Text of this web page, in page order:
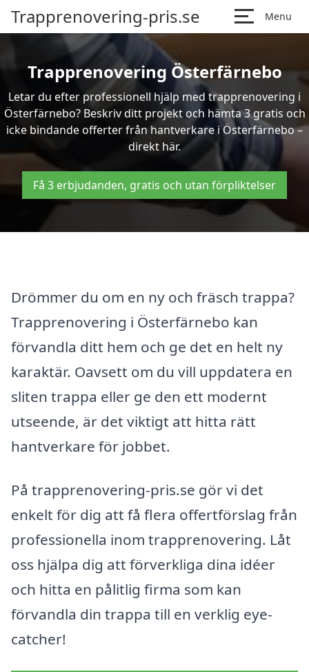
Trapprenovering-pris.se Menu
Trapprenovering Österfärnebo
Letar du efter professionell hjälp med trapprenovering i
Österfärnebo? Beskriv ditt projekt och hämta 3 gratis och
icke bindande offerter från hantverkare i Österfärnebo –
direkt här.
Få 3 erbjudanden, gratis och utan förpliktelser
Drömmer du om en ny och fräsch trappa?
Trapprenovering i Österfärnebo kan
förvandla ditt hem och ge det en helt ny
karaktär. Oavsett om du vill uppdatera en
sliten trappa eller ge den ett modernt
utseende, är det viktigt att hitta rätt
hantverkare för jobbet.
På trapprenovering-pris.se gör vi det
enkelt för dig att få flera offertförslag från
professionella inom trapprenovering. Låt
oss hjälpa dig att förverkliga dina idéer
och hitta en pålitlig firma som kan
förvandla din trappa till en verklig eye-
catcher!